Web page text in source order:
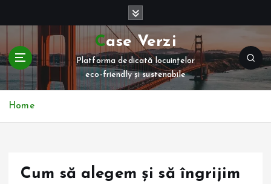
t
c
Case Verzi
Platforma dedicată locuințelor
eco-friendly și sustenabile
Home
Cum să alegem și să îngrijim